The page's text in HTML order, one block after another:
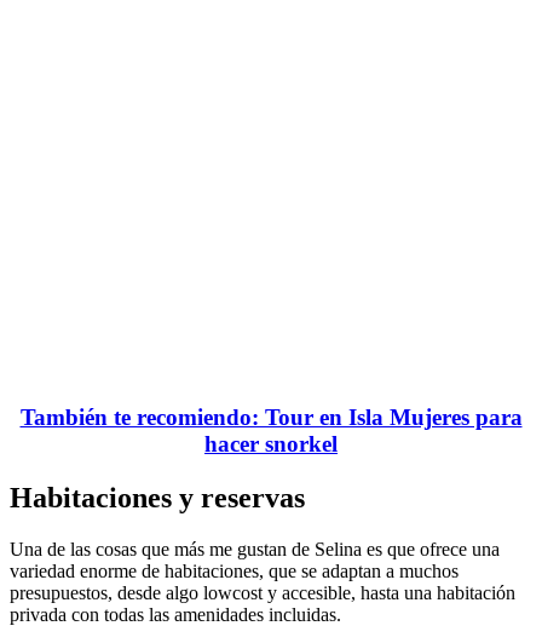
También te recomiendo: Tour en Isla Mujeres para
hacer snorkel
Habitaciones y reservas
Una de las cosas que más me gustan de Selina es que ofrece una
variedad enorme de habitaciones, que se adaptan a muchos
presupuestos, desde algo lowcost y accesible, hasta una habitación
privada con todas las amenidades incluidas.